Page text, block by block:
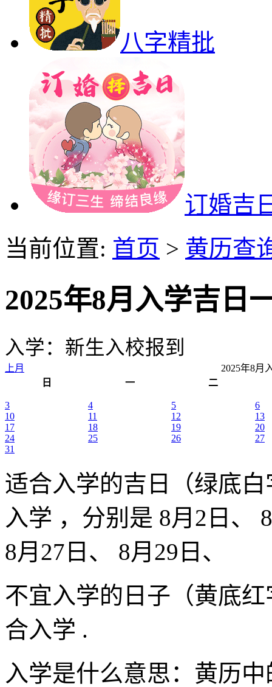
八字精批
订婚吉
当前位置: 首页 > 黄历查
2025年8月入学吉日
入学：新生入校报到
上月
2025年8月
日
一 二
3 4 5
6
10
11 12
13
17
18 19
20
24
25 26
27
31
适合入学的吉日（绿底白
入学 ，分别是 8月2日、
8月27日、 8月29日、
不宜入学的日子（黄底红
合入学 .
入学是什么意思：黄历